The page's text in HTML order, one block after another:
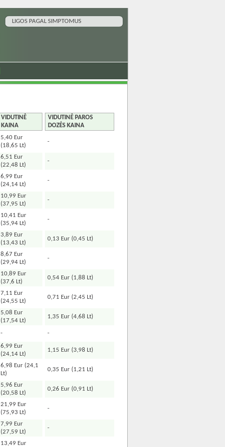
LIGOS PAGAL SIMPTOMUS
VIDUTINĖ
KAINA
VIDUTINĖ PAROS
DOZĖS KAINA
5,40 Eur
(18,65 Lt)
-
6,51 Eur
(22,48 Lt)
-
6,99 Eur
(24,14 Lt)
-
10,99 Eur
(37,95 Lt)
-
10,41 Eur
(35,94 Lt)
-
3,89 Eur
(13,43 Lt)
0,13 Eur (0,45 Lt)
8,67 Eur
(29,94 Lt)
-
10,89 Eur
(37,6 Lt)
0,54 Eur (1,88 Lt)
7,11 Eur
(24,55 Lt)
0,71 Eur (2,45 Lt)
5,08 Eur
(17,54 Lt)
1,35 Eur (4,68 Lt)
- -
6,99 Eur
(24,14 Lt)
1,15 Eur (3,98 Lt)
6,98 Eur (24,1
Lt)
0,35 Eur (1,21 Lt)
5,96 Eur
(20,58 Lt)
0,26 Eur (0,91 Lt)
21,99 Eur
(75,93 Lt)
-
7,99 Eur
(27,59 Lt)
-
13,49 Eur